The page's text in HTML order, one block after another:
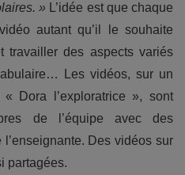
» L’idée est que chaque
autant qu’il le souhaite
travailler des aspects variés
Les vidéos, sur un
Dora l’exploratrice », sont
de l’équipe avec des
Des vidéos sur
partagées.